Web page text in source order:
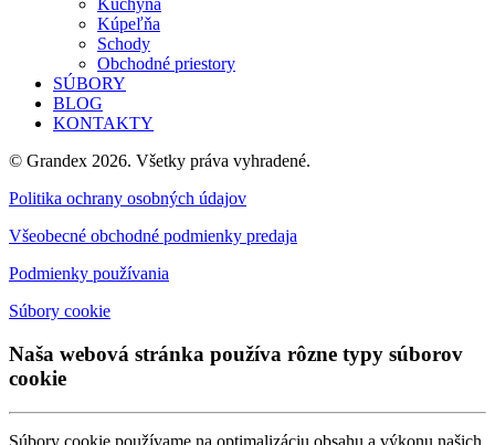
Kuchyňa
Kúpeľňa
Schody
Obchodné priestory
SÚBORY
BLOG
KONTAKTY
© Grandex 2026. Všetky práva vyhradené.
Politika ochrany osobných údajov
Všeobecné obchodné podmienky predaja
Podmienky používania
Súbory cookie
Naša webová stránka používa rôzne typy súborov
cookie
Súbory cookie používame na optimalizáciu obsahu a výkonu našich